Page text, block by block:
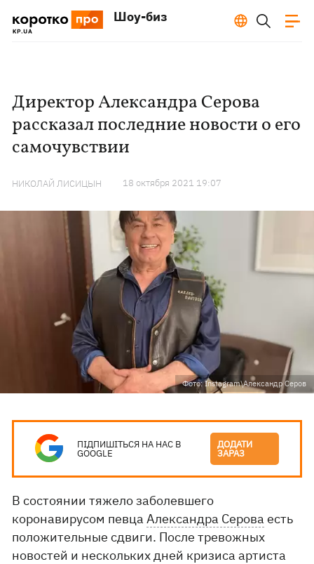
Шоу-биз
Директор Александра Серова
рассказал последние новости о его
самочувствии
НИКОЛАЙ ЛИСИЦЫН 18 октября 2021 19:07
Фото: Instagram\Александр Серов
ПІДПИШІТЬСЯ НА НАС В
GOOGLE
ДОДАТИ
ЗАРАЗ
В состоянии тяжело заболевшего
коронавирусом певцаАлександра Серова есть
положительные сдвиги. После тревожных
новостей и нескольких дней кризиса артиста